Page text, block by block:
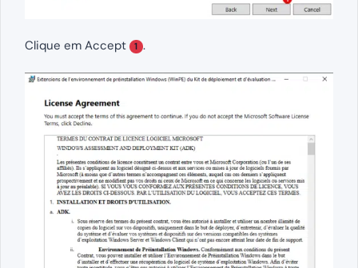
Clique em Accept 1 .